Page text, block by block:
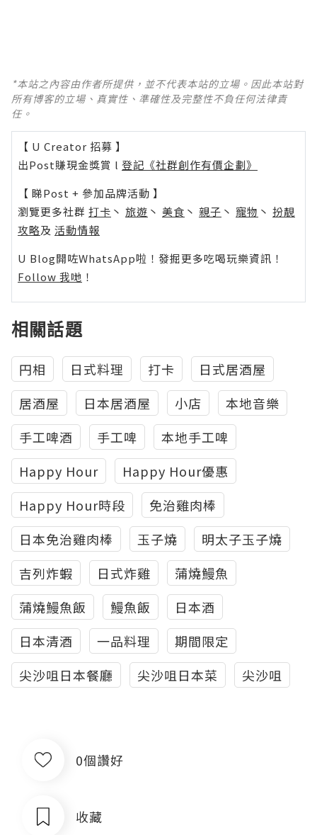
*本站之內容由作者所提供，並不代表本站的立場。因此本站對
所有博客的立場、真實性、準確性及完整性不負任何法律責
任。
【 U Creator 招募 】
出Post賺現金獎賞 l 登記《社群創作有價企劃》
【 睇Post + 參加品牌活動 】
瀏覽更多社群 打卡 丶 旅遊 丶 美食 丶 親子 丶 寵物 丶 扮靚
攻略及 活動情報
U Blog開咗WhatsApp啦！發掘更多吃喝玩樂資訊！
Follow 我哋 ！
相關話題
円相 日式料理 打卡
日式居酒屋
居酒屋
日本居酒屋 小店
本地音樂
手工啤酒
手工啤
本地手工啤
Happy Hour
Happy Hour優惠
Happy Hour時段
免治雞肉棒
日本免治雞肉棒
玉子燒
明太子玉子燒
吉列炸蝦
日式炸雞
蒲燒鰻魚
蒲燒鰻魚飯
鰻魚飯
日本酒
日本清酒
一品料理
期間限定
尖沙咀日本餐廳
尖沙咀日本菜 尖沙咀
0個讚好
收藏